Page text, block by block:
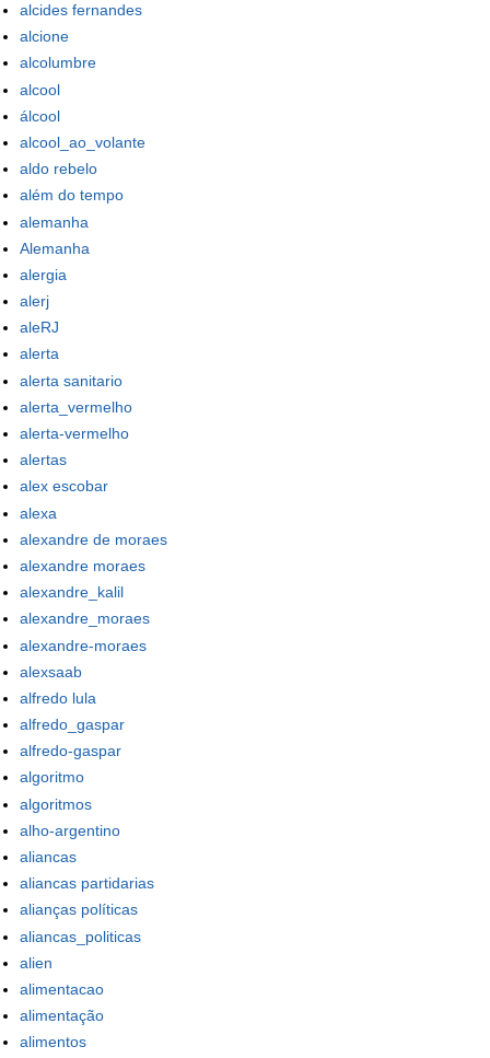
alcides fernandes
alcione
alcolumbre
alcool
álcool
alcool_ao_volante
aldo rebelo
além do tempo
alemanha
Alemanha
alergia
alerj
aleRJ
alerta
alerta sanitario
alerta_vermelho
alerta-vermelho
alertas
alex escobar
alexa
alexandre de moraes
alexandre moraes
alexandre_kalil
alexandre_moraes
alexandre-moraes
alexsaab
alfredo lula
alfredo_gaspar
alfredo-gaspar
algoritmo
algoritmos
alho-argentino
aliancas
aliancas partidarias
alianças políticas
aliancas_politicas
alien
alimentacao
alimentação
alimentos